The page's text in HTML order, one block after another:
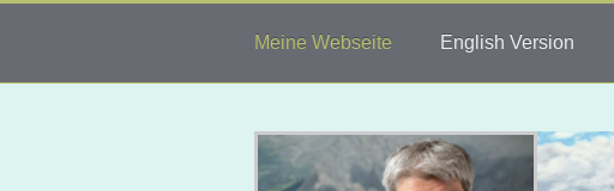
Meine Webseite English Version